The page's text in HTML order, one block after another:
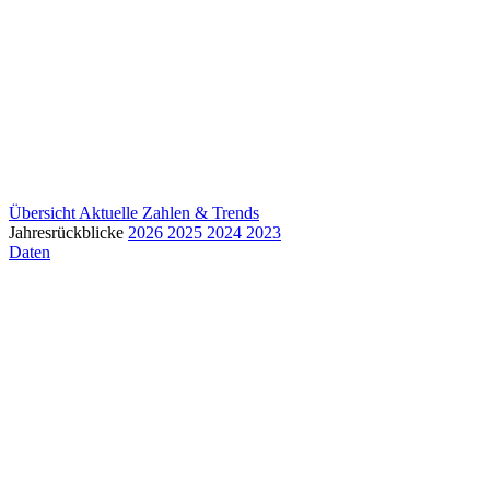
Übersicht Aktuelle Zahlen & Trends
Jahresrückblicke 2026 2025 2024 2023
Daten